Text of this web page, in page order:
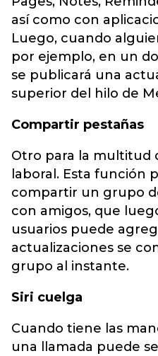
así como con
Luego, cuando
por ejemplo, en un
se publicará una
superior del hilo de
Compartir pestañas
Otro para la multitud
laboral. Esta función
compartir un grupo
con amigos, que
usuarios puede
actualizaciones se
grupo al instante.
Siri cuelga
Cuando tiene las
una llamada puede